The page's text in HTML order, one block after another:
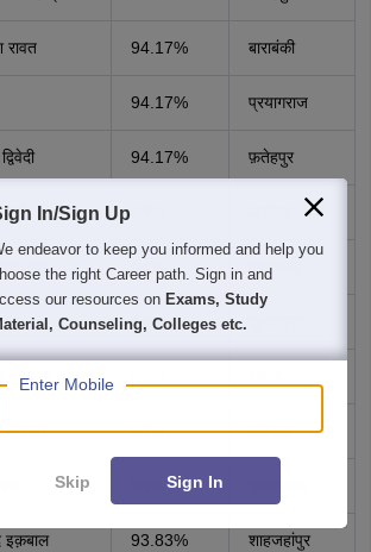
94.17% बाराबंकी
94.17% प्रयागराज
94.17% फ़तेहपुर
94% प्रतापगढ़
94%
अंसारी 94% मडियाव
93.83% शाहजहांपुर
In/Sign Up
endeavor to keep you informed and help you
the right Career path. Sign in and
our resources on Exams, Study
Counseling, Colleges etc.
Enter Mobile
Skip Sign In